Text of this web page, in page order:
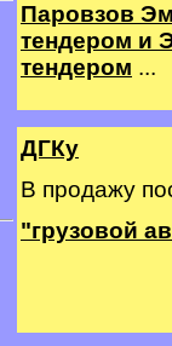
Паровзов
тендером и
тендером ...
ДГКу
В продажу
"грузовой